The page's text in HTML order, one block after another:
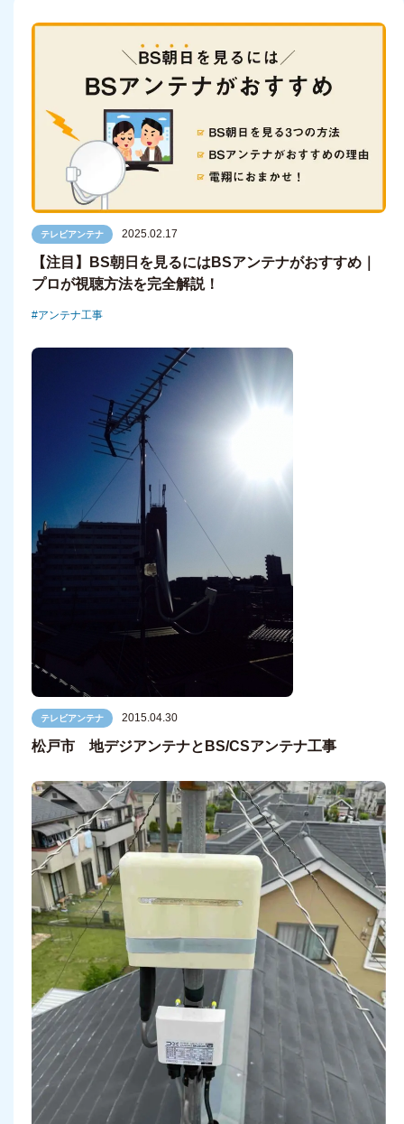
テレビアンテナ 2025.02.17
【注目】BS朝日を見るにはBSアンテナがおすすめ｜
プロが視聴方法を完全解説！
アンテナ工事
テレビアンテナ 2015.04.30
松戸市 地デジアンテナとBS/CSアンテナ工事